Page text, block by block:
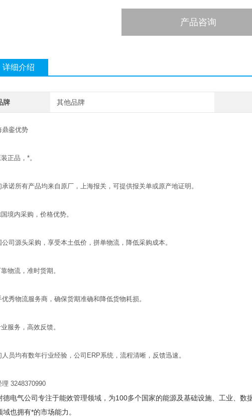
产品咨询
详细介绍
牌 其他品牌
鼎銮优势
正品，*。
承诺所有产品均来自原厂，上海报关，可提供报关单或原产地证明。
境内采购，价格优势。
公司源头采购，享受本土低价，拼单物流，降低采购成本。
物流，准时货期。
优秀物流服务商，确保货期准确和降低货物耗损。
服务，高效反馈。
人员均有数年行业经验，公司ERP系统，流程清晰，反馈迅速。
理 3248370990
德电气公司专注于能效管理领域，为100多个国家的能源及基础设施、工业、数
域也拥有*的市场能力。